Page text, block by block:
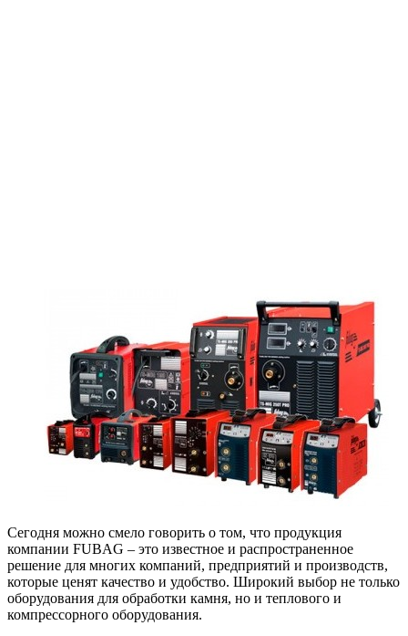
Сегодня можно смело говорить о том, что продукция
компании FUBAG – это известное и распространенное
решение для многих компаний, предприятий и производств,
которые ценят качество и удобство. Широкий выбор не только
оборудования для обработки камня, но и теплового и
компрессорного оборудования.